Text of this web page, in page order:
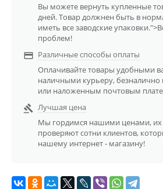
Вы можете вернуть купленные
дней. Товар должнен быть в
иметь все заводские
проблем!
 Различные способы оплаты
Оплачивайте товары удобными
наличными курьеру, безналично
или наложенным почтовым

Лучшая цена
Мы гордимся нашими ценами, их
проверяют сотни клиентов,
нашему интернет - магазину!